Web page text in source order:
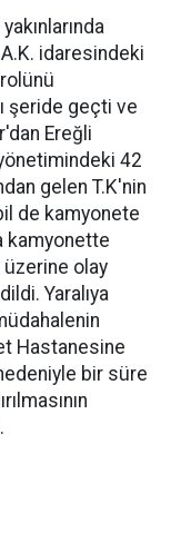
idaresindeki
şeride geçti ve
Ereğli
42
gelen T.K'nin
de kamyonete
kamyonette
üzerine olay
Yaralıya
Hastanesine
nedeniyle bir süre